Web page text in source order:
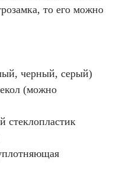
то его можно
черный, серый)
(можно
стеклопластик